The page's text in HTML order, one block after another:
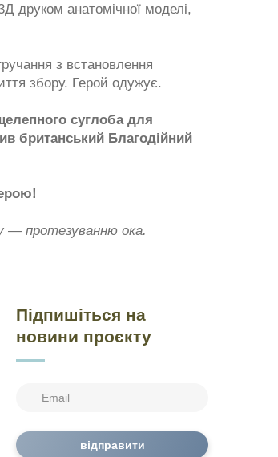
друком анатомічної моделі,
з встановлення
збору. Герой одужує.
суглоба для
британський Благодійний
— протезуванню ока.
Підпишіться на
новини проєкту
відправити